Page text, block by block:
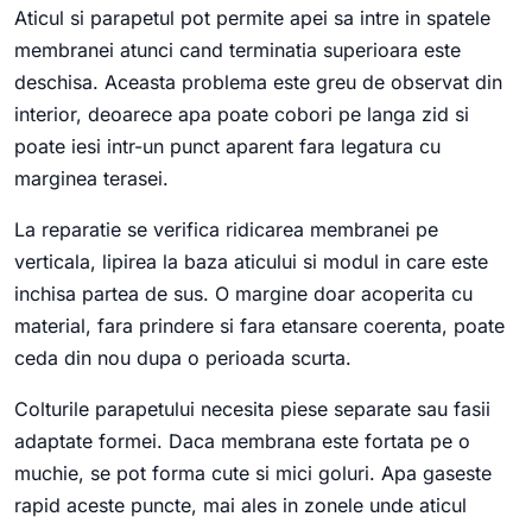
Aticul si parapetul pot permite apei sa intre in spatele
membranei atunci cand terminatia superioara este
deschisa. Aceasta problema este greu de observat din
interior, deoarece apa poate cobori pe langa zid si
poate iesi intr-un punct aparent fara legatura cu
marginea terasei.
La reparatie se verifica ridicarea membranei pe
verticala, lipirea la baza aticului si modul in care este
inchisa partea de sus. O margine doar acoperita cu
material, fara prindere si fara etansare coerenta, poate
ceda din nou dupa o perioada scurta.
Colturile parapetului necesita piese separate sau fasii
adaptate formei. Daca membrana este fortata pe o
muchie, se pot forma cute si mici goluri. Apa gaseste
rapid aceste puncte, mai ales in zonele unde aticul